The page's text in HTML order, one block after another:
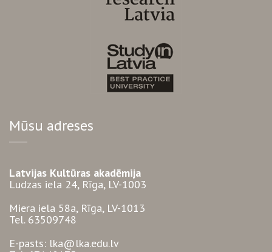
Mūsu adreses
Latvijas Kultūras akadēmija
Ludzas iela 24, Rīga, LV-1003
Miera iela 58a, Rīga, LV-1013
Tel. 63509748
E-pasts: lka@lka.edu.lv